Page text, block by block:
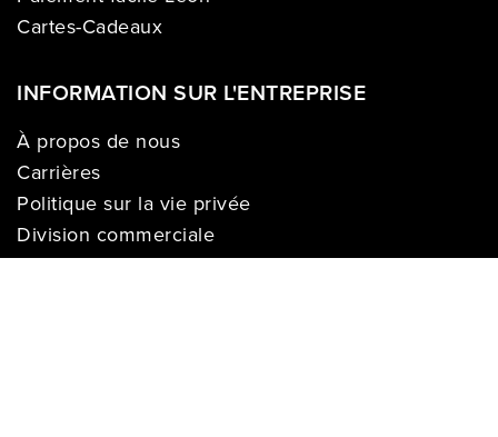
Cartes-Cadeaux
INFORMATION SUR L'ENTREPRISE
À propos de nous
Carrières
Politique sur la vie privée
Division commerciale
Franchises